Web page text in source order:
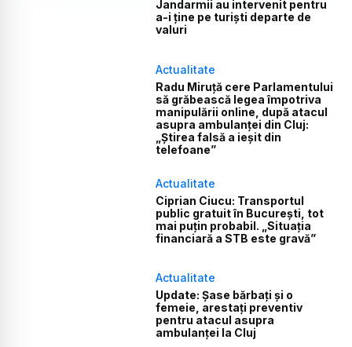
Jandarmii au intervenit pentru
a-i ține pe turiști departe de
valuri
Actualitate
Radu Miruță cere Parlamentului
să grăbească legea împotriva
manipulării online, după atacul
asupra ambulanței din Cluj:
„Știrea falsă a ieșit din
telefoane”
Actualitate
Ciprian Ciucu: Transportul
public gratuit în București, tot
mai puțin probabil. „Situația
financiară a STB este gravă”
Actualitate
Update: Șase bărbați și o
femeie, arestați preventiv
pentru atacul asupra
ambulanței la Cluj